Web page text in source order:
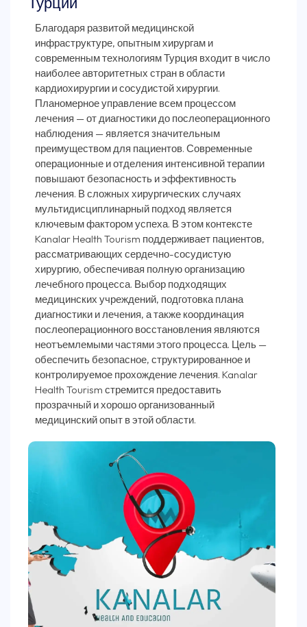
Благодаря развитой медицинской
инфраструктуре, опытным хирургам и
современным технологиям Турция входит в число
наиболее авторитетных стран в области
кардиохирургии и сосудистой хирургии.
Планомерное управление всем процессом
лечения — от диагностики до послеоперационного
наблюдения — является значительным
преимуществом для пациентов. Современные
операционные и отделения интенсивной терапии
повышают безопасность и эффективность
лечения. В сложных хирургических случаях
мультидисциплинарный подход является
ключевым фактором успеха. В этом контексте
Kanalar Health Tourism поддерживает пациентов,
рассматривающих сердечно-сосудистую
хирургию, обеспечивая полную организацию
лечебного процесса. Выбор подходящих
медицинских учреждений, подготовка плана
диагностики и лечения, а также координация
послеоперационного восстановления являются
неотъемлемыми частями этого процесса. Цель —
обеспечить безопасное, структурированное и
контролируемое прохождение лечения. Kanalar
Health Tourism стремится предоставить
прозрачный и хорошо организованный
медицинский опыт в этой области.